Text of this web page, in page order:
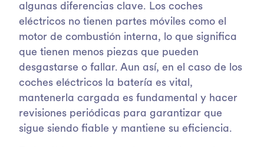
algunas diferencias clave. Los coches
eléctricos no tienen partes móviles como el
motor de combustión interna, lo que significa
que tienen menos piezas que pueden
desgastarse o fallar. Aun así, en el caso de los
coches eléctricos la batería es vital,
mantenerla cargada es fundamental y hacer
revisiones periódicas para garantizar que
sigue siendo fiable y mantiene su eficiencia.